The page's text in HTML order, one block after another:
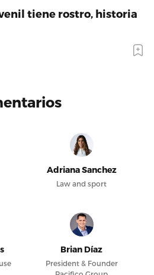
tiene rostro, historia
Adriana Sanchez
Law and sport
Brian Díaz
President & Founder